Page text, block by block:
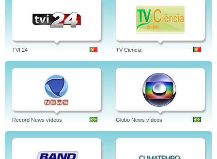
TVI 24 TV Ciencia
Record News vídeos Globo News vídeos